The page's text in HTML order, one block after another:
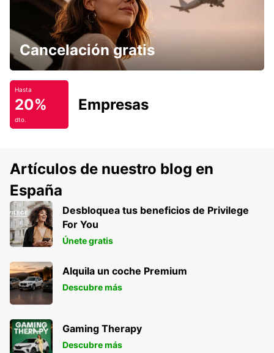
Cancelación gratis
Hasta
20%
dto.
Empresas
Artículos de nuestro blog en
España
Desbloquea tus beneficios de Privilege
For You
Únete gratis
Alquila un coche Premium
Descubre más
Gaming Therapy
Descubre más